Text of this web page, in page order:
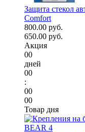
Защита стекол
Comfort
800.00 руб.
650.00 руб.
Акция
00
дней
00
:
00
00
Товар дня